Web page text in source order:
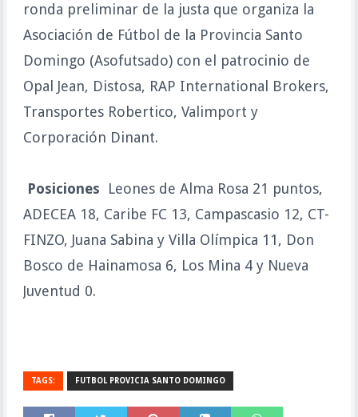
ronda preliminar de la justa que organiza la
Asociación de Fútbol de la Provincia Santo
Domingo (Asofutsado) con el patrocinio de
Opal Jean, Distosa, RAP International Brokers,
Transportes Robertico, Valimport y
Corporación Dinant.
Posiciones
Leones de Alma Rosa 21 puntos,
ADECEA 18, Caribe FC 13, Campascasio 12, CT-
FINZO, Juana Sabina y Villa Olímpica 11, Don
Bosco de Hainamosa 6, Los Mina 4 y Nueva
Juventud 0.
TAGS: FUTBOL PROVICIA SANTO DOMINGO